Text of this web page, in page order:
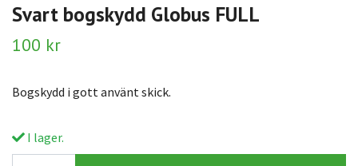
Svart bogskydd Globus FULL
100 kr
Bogskydd i gott använt skick.
I lager.